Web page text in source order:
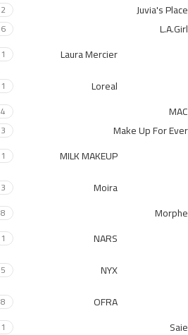
Juvia's Place
2
L.A.Girl
6
Laura Mercier
1
Loreal
1
MAC
4
Make Up For Ever
3
MILK MAKEUP
1
Moira
3
Morphe
8
NARS
1
NYX
5
OFRA
8
Saie
1